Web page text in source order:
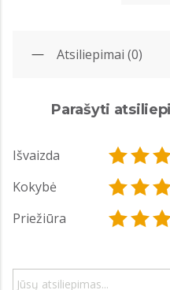
Atsiliepimai (0)
Parašyti
Išvaizda
Kokybė
Priežiūra